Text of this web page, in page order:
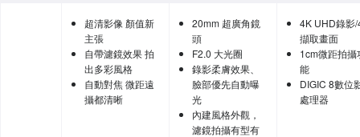
超清影像 顏值新
主張
自帶濾鏡效果 拍
出多彩風格
自動對焦 微距遠
攝都清晰
20mm 超廣角鏡
頭
F2.0 大光圈
錄影柔膚效果、
臉部優先自動曝
光
內建風格外觀，
濾鏡拍攝有型有
4K UHD錄影/
擷取畫面
1cm微距拍攝
能
DIGIC 8數位
處理器